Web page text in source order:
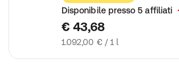
Disponibile presso 5 affiliati
€ 43,68
1.092,00 € / 1 l